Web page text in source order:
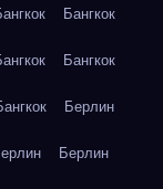
Бангкок
Бангкок
Берлин
Берлин